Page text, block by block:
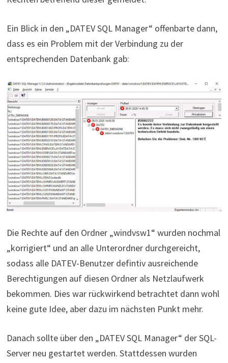
Ein Blick in den „DATEV SQL Manager“ offenbarte dann,
dass es ein Problem mit der Verbindung zu der
entsprechenden Datenbank gab:
Die Rechte auf den Ordner „windvsw1“ wurden nochmal
„korrigiert“ und an alle Unterordner durchgereicht,
sodass alle DATEV-Benutzer defintiv ausreichende
Berechtigungen auf diesen Ordner als Netzlaufwerk
bekommen. Dies war rückwirkend betrachtet dann wohl
keine gute Idee, aber dazu im nächsten Punkt mehr.
Danach sollte über den „DATEV SQL Manager“ der SQL-
Server neu gestartet werden. Stattdessen wurden